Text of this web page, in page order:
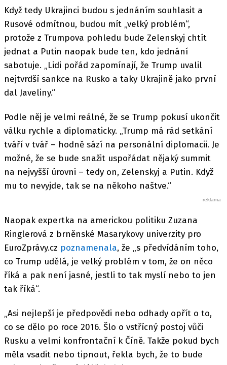
Když tedy Ukrajinci budou s jednáním souhlasit a
Rusové odmítnou, budou mít „velký problém“,
protože z Trumpova pohledu bude Zelenskyj chtít
jednat a Putin naopak bude ten, kdo jednání
sabotuje. „Lidi pořád zapomínají, že Trump uvalil
nejtvrdší sankce na Rusko a taky Ukrajině jako první
dal Javeliny.“
Podle něj je velmi reálné, že se Trump pokusí ukončit
válku rychle a diplomaticky. „Trump má rád setkání
tváří v tvář – hodně sází na personální diplomacii. Je
možné, že se bude snažit uspořádat nějaký summit
na nejvyšší úrovni – tedy on, Zelenskyj a Putin. Když
mu to nevyjde, tak se na někoho naštve.“
Naopak expertka na americkou politiku Zuzana
Ringlerová z brněnské Masarykovy univerzity pro
EuroZprávy.cz poznamenala, že „s předvídáním toho,
co Trump udělá, je velký problém v tom, že on něco
říká a pak není jasné, jestli to tak myslí nebo to jen
tak říká“.
„Asi nejlepší je předpovědi nebo odhady opřít o to,
co se dělo po roce 2016. Šlo o vstřícný postoj vůči
Rusku a velmi konfrontační k Číně. Takže pokud bych
měla vsadit nebo tipnout, řekla bych, že to bude